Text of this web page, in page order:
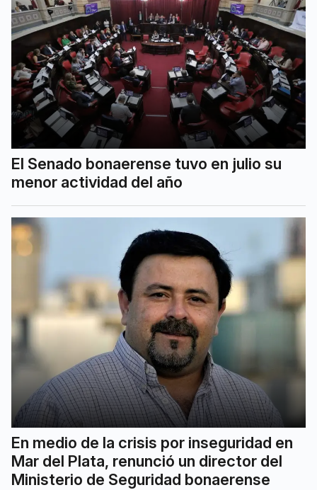
El Senado bonaerense tuvo en julio su
menor actividad del año
En medio de la crisis por inseguridad en
Mar del Plata, renunció un director del
Ministerio de Seguridad bonaerense